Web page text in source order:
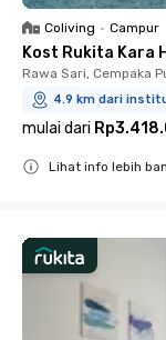
Coliving • Campur
Kost Rukita Kara
Rawa Sari, Cempaka
4.9 km dari
mulai dari
Lihat info lebih